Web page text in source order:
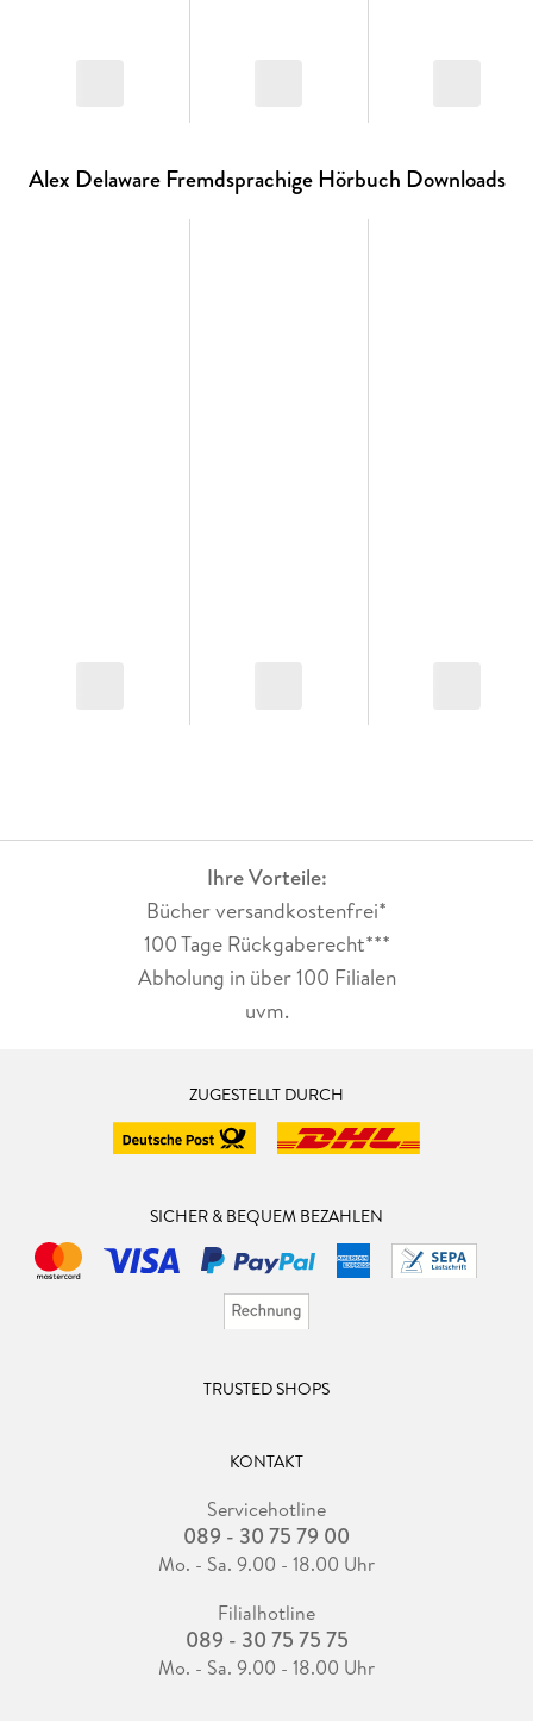
Alex Delaware Fremdsprachige Hörbuch Downloads
Ihre Vorteile:
Bücher versandkostenfrei*
100 Tage Rückgaberecht***
Abholung in über 100 Filialen
uvm.
ZUGESTELLT DURCH
SICHER & BEQUEM BEZAHLEN
TRUSTED SHOPS
KONTAKT
Servicehotline
089 - 30 75 79 00
Mo. - Sa. 9.00 - 18.00 Uhr
Filialhotline
089 - 30 75 75 75
Mo. - Sa. 9.00 - 18.00 Uhr